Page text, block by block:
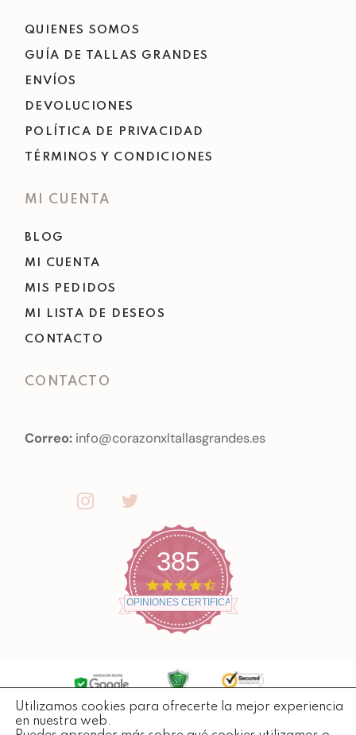
QUIENES SOMOS
GUÍA DE TALLAS GRANDES
ENVÍOS
DEVOLUCIONES
POLÍTICA DE PRIVACIDAD
TÉRMINOS Y CONDICIONES
MI CUENTA
BLOG
MI CUENTA
MIS PEDIDOS
MI LISTA DE DESEOS
CONTACTO
CONTACTO
Correo: info@corazonxltallasgrandes.es
385
4
.
7
a
t
n
OPINIONES CERTIFICADAS
Copyright © 2026 Todos losderechos reservados.
Utilizamos cookies para ofrecerte la mejor experiencia
en nuestra web.